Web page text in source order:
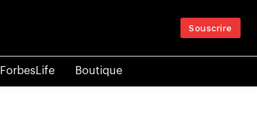
Souscrire
ForbesLife Boutique